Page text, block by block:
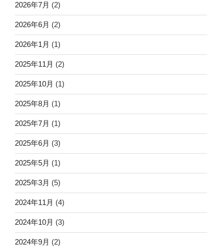
2026年7月 (2)
2026年6月 (2)
2026年1月 (1)
2025年11月 (2)
2025年10月 (1)
2025年8月 (1)
2025年7月 (1)
2025年6月 (3)
2025年5月 (1)
2025年3月 (5)
2024年11月 (4)
2024年10月 (3)
2024年9月 (2)